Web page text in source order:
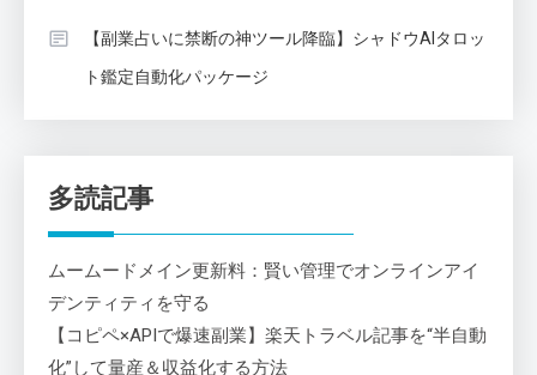
【副業占いに禁断の神ツール降臨】シャドウAIタロッ
ト鑑定自動化パッケージ
多読記事
ムームードメイン更新料：賢い管理でオンラインアイ
デンティティを守る
【コピペ×APIで爆速副業】楽天トラベル記事を“半自動
化”して量産＆収益化する方法